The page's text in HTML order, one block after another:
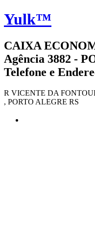
Yulk™
CAIXA
Agência 3882 -
Telefone e
R VICENTE DA
, PORTO ALEGRE RS